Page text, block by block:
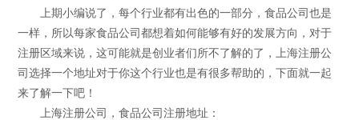
上期小编说了，每个行业都有出色的一部分，食品公司也是
一样，所以每家食品公司都想着如何能够有好的发展方向，对于
注册区域来说，这可能就是创业者们所不了解的了，上海注册公
司选择一个地址对于你这个行业也是有很多帮助的，下面就一起
来了解一下吧！
上海注册公司，食品公司注册地址：